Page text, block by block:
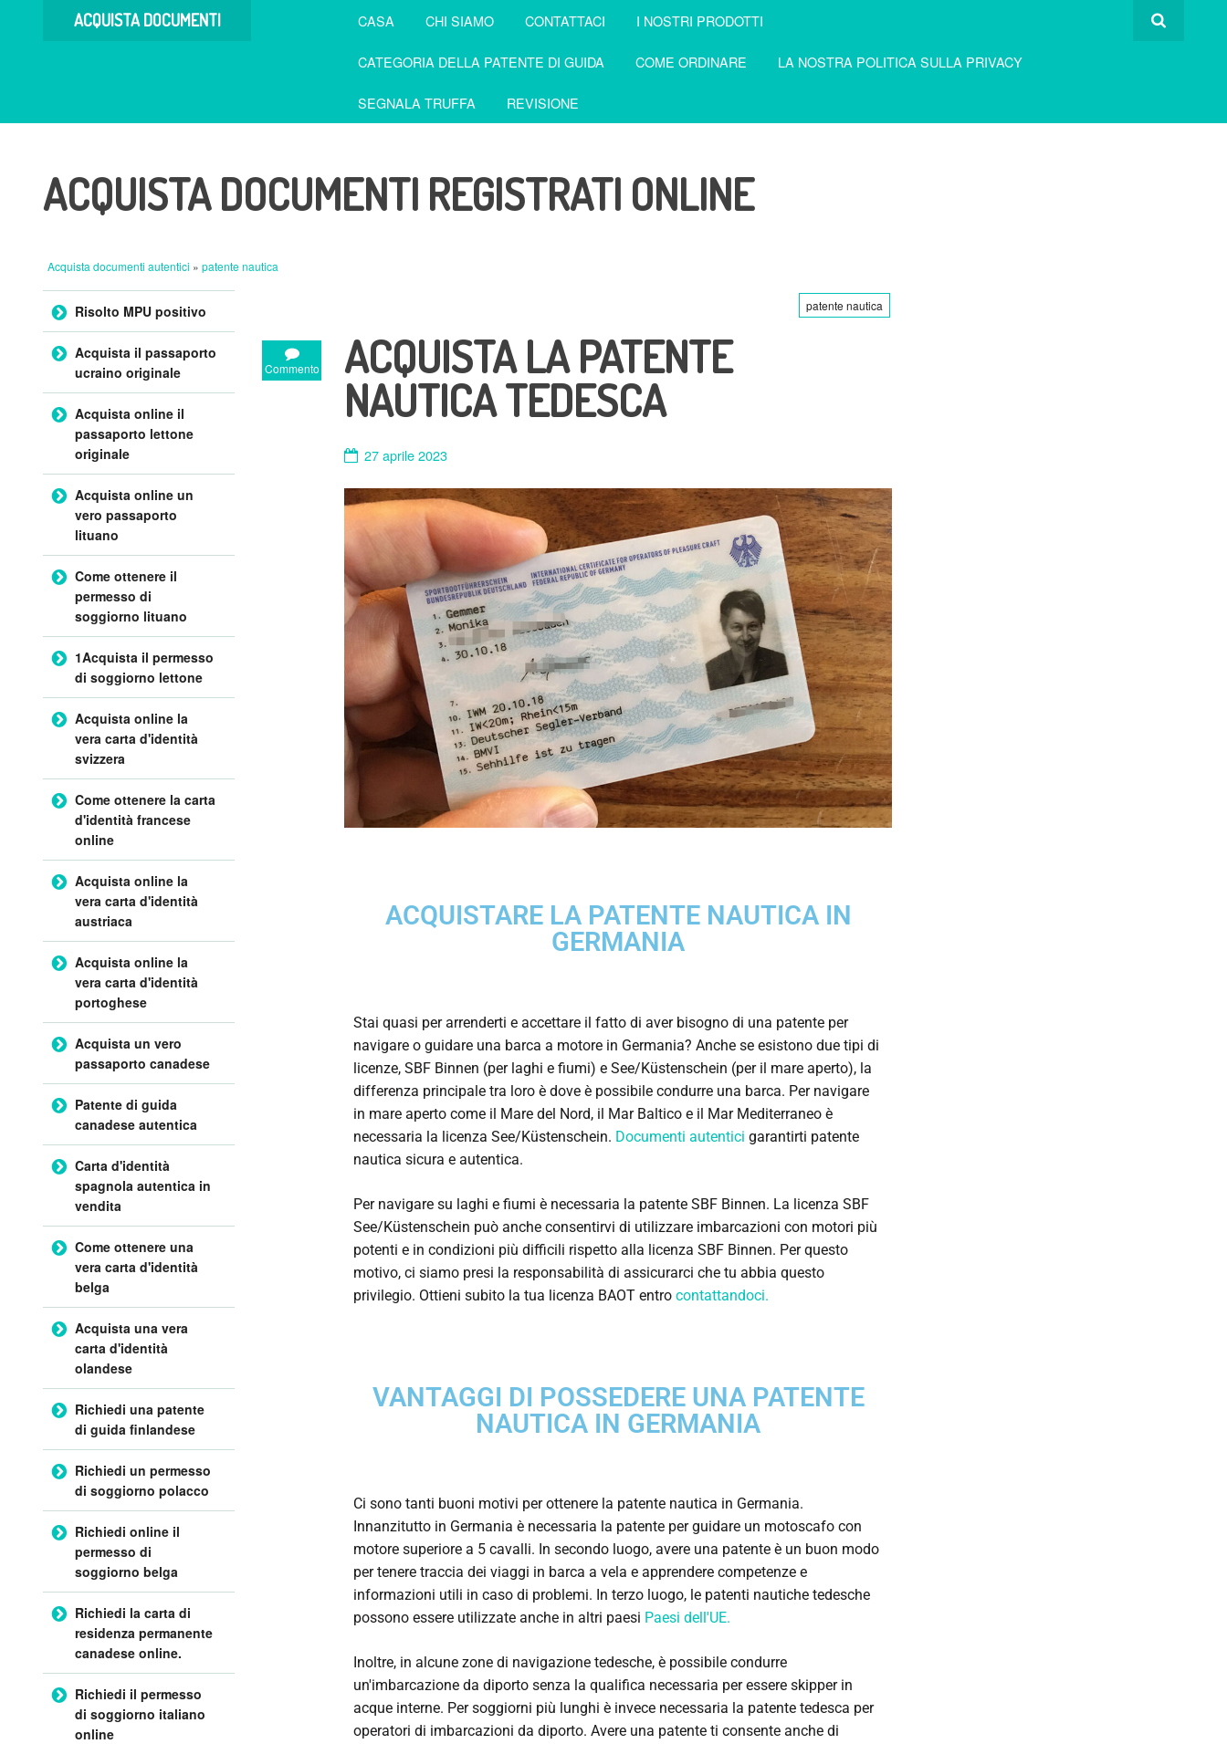
ACQUISTA DOCUMENTI CASA CHI SIAMO CONTATTACI I NOSTRI PRODOTTI
CATEGORIA DELLA PATENTE DI GUIDA COME ORDINARE LA NOSTRA POLITICA SULLA PRIVACY
SEGNALA TRUFFA REVISIONE
ACQUISTA DOCUMENTI REGISTRATI ONLINE
Acquista documenti autentici » patente nautica
Commento
patente nautica
ACQUISTA LA PATENTE
NAUTICA TEDESCA
27 aprile 2023
ACQUISTARE LA PATENTE NAUTICA IN
GERMANIA
Stai quasi per arrenderti e accettare il fatto di aver bisogno di una patente per
navigare o guidare una barca a motore in Germania? Anche se esistono due tipi di
licenze, SBF Binnen (per laghi e fiumi) e See/Küstenschein (per il mare aperto), la
differenza principale tra loro è dove è possibile condurre una barca. Per navigare
in mare aperto come il Mare del Nord, il Mar Baltico e il Mar Mediterraneo è
necessaria la licenza See/Küstenschein. Documenti autentici garantirti patente
nautica sicura e autentica.
Per navigare su laghi e fiumi è necessaria la patente SBF Binnen. La licenza SBF
See/Küstenschein può anche consentirvi di utilizzare imbarcazioni con motori più
potenti e in condizioni più difficili rispetto alla licenza SBF Binnen. Per questo
motivo, ci siamo presi la responsabilità di assicurarci che tu abbia questo
privilegio. Ottieni subito la tua licenza BAOT entro contattandoci.
VANTAGGI DI POSSEDERE UNA PATENTE
NAUTICA IN GERMANIA
Ci sono tanti buoni motivi per ottenere la patente nautica in Germania.
Innanzitutto in Germania è necessaria la patente per guidare un motoscafo con
motore superiore a 5 cavalli. In secondo luogo, avere una patente è un buon modo
per tenere traccia dei viaggi in barca a vela e apprendere competenze e
informazioni utili in caso di problemi. In terzo luogo, le patenti nautiche tedesche
possono essere utilizzate anche in altri paesi Paesi dell'UE.
Inoltre, in alcune zone di navigazione tedesche, è possibile condurre
un'imbarcazione da diporto senza la qualifica necessaria per essere skipper in
acque interne. Per soggiorni più lunghi è invece necessaria la patente tedesca per
operatori di imbarcazioni da diporto. Avere una patente ti consente anche di
Salta al contenuto
Risolto MPU positivo
Acquista il passaporto
ucraino originale
Acquista online il
passaporto lettone
originale
Acquista online un
vero passaporto
lituano
Come ottenere il
permesso di
soggiorno lituano
1Acquista il permesso
di soggiorno lettone
Acquista online la
vera carta d'identità
svizzera
Come ottenere la carta
d'identità francese
online
Acquista online la
vera carta d'identità
austriaca
Acquista online la
vera carta d'identità
portoghese
Acquista un vero
passaporto canadese
Patente di guida
canadese autentica
Carta d'identità
spagnola autentica in
vendita
Come ottenere una
vera carta d'identità
belga
Acquista una vera
carta d'identità
olandese
Richiedi una patente
di guida finlandese
Richiedi un permesso
di soggiorno polacco
Richiedi online il
permesso di
soggiorno belga
Richiedi la carta di
residenza permanente
canadese online.
Richiedi il permesso
di soggiorno italiano
online